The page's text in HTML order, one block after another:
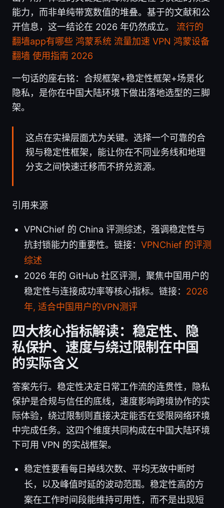
能力，而非单纯带宽数值的堆叠。基于的文献和公
开信息，这一结论在 2026 年仍然成立。 流行的
翻墙app有哪些 鸿蒙系统 流量加速 VPN 鸿蒙设备
翻墙 使用指南 2026
一句话的座右铭：合规框架+稳定性框架+场景化
隐私，是你在中国大陆环境下做出落地选型的三脚
架。
这点在实操层面尤为关键。选择一个可靠的合
规与稳定性框架，能让你在不同业务线和地理
分支之间快速迁移而不挤兑资源。
引用来源
VPNChief 的 China 评测综述，强调稳定性与
抗封锁能力的重要性。链接： VPNChief 的评测
综述
2026 年的 GitHub 社区评测，聚焦中国用户的
稳定性与连接成功率等核心指标。链接： 2026
年, 适合中国用户的VPN测评
四大核心指标解读：稳定性、隐
私保护、速度与绕过限制在中国
的实际含义
答案先行。稳定性决定日常工作流的连贯性，隐私
保护是合规与信任的底线，速度影响跨境协作的实
际体验，绕过限制则直接决定能否在受限网络环境
中完成任务。这四个维度共同构成在中国大陆环境
下可用 VPN 的实战框架。
稳定性要看每日掉线次数、平均无故中断时
长，以及峰值时延的波动范围。稳定性高的方
案在工作时间段能维持可用性，而不是出现短